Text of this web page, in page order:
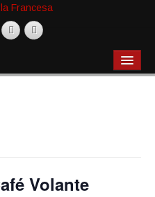
Volante